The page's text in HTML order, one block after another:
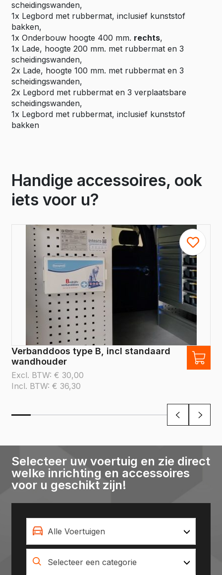
scheidingswanden,
1x Legbord met rubbermat, inclusief kunststof
bakken,
1x Onderbouw hoogte 400 mm. rechts,
1x Lade, hoogte 200 mm. met rubbermat en 3
scheidingswanden,
2x Lade, hoogte 100 mm. met rubbermat en 3
scheidingswanden,
2x Legbord met rubbermat en 3 verplaatsbare
scheidingswanden,
1x Legbord met rubbermat, inclusief kunststof
bakken
Handige accessoires, ook
iets voor u?
Verbanddoos type B, incl standaard
wandhouder
Excl. BTW: € 30,00
Incl. BTW: € 36,30
Selecteer uw voertuig en zie direct
welke inrichting en accessoires
voor u geschikt zijn!
Alle Voertuigen
Selecteer een categorie